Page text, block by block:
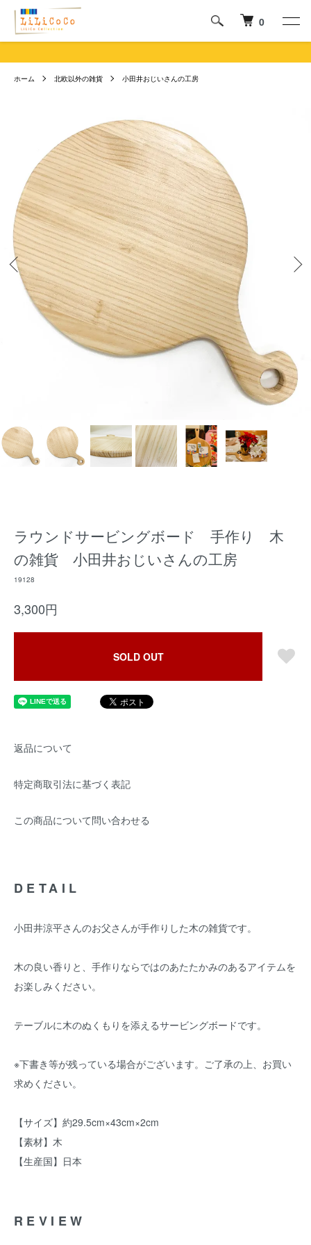
0
ホーム 北欧以外の雑貨 小田井おじいさんの工房
ラウンドサービングボード 手作り 木
の雑貨 小田井おじいさんの工房
19128
3,300円
SOLD OUT
返品について
特定商取引法に基づく表記
この商品について問い合わせる
DETAIL
小田井涼平さんのお父さんが手作りした木の雑貨です。
木の良い香りと、手作りならではのあたたかみのあるアイテムを
お楽しみください。
テーブルに木のぬくもりを添えるサービングボードです。
※下書き等が残っている場合がございます。ご了承の上、お買い
求めください。
【サイズ】約29.5cm×43cm×2cm
【素材】木
【生産国】日本
REVIEW